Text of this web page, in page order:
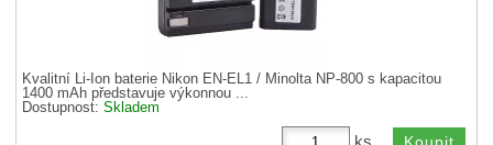
Kvalitní Li-Ion baterie Nikon EN-EL1 / Minolta NP-800 s kapacitou
1400 mAh představuje výkonnou ...
Dostupnost:Skladem